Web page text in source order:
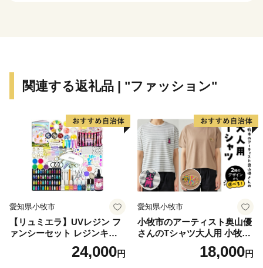
※20歳未満の方への酒類の販売は固くお断りしていま
■個人情報の取扱いについて
寄附者様からいただいた個人情報は、台東区及び台東
区がふるさと納税関連業務を委託する事業者が責任をも
って安全に管理・保管し、第三者に譲渡・提供すること
発送に係る確認や連絡、ふるさと納税の使い道に関する
報告、並びにふるさと納税に関する情報提供等に利用す
関連する返礼品 | "ファッション"
愛知県小牧市
【リュミエラ】UVレジン フ
ァンシーセット レジンキッ
ト ハンドメイド レジンクラ
フト アクセサリーキット 手
24,000円
愛知県小牧市
小牧市のアーティスト奥山優
さんのTシャツ大人用 小牧市
18,000円